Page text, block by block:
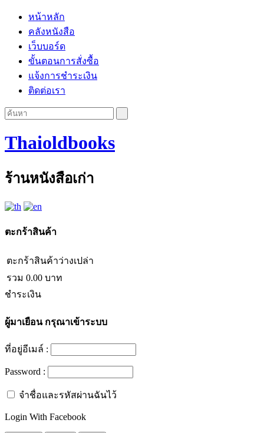
หน้าหลัก
คลังหนังสือ
เว็บบอร์ด
ขั้นตอนการสั่งซื้อ
แจ้งการชำระเงิน
ติดต่อเรา
Thaioldbooks
ร้านหนังสือเก่า
ตะกร้าสินค้า
ตะกร้าสินค้าว่างเปล่า
รวม 0.00 บาท
ชำระเงิน
ผู้มาเยือนกรุณาเข้าระบบ
ที่อยู่อีเมล์ :
Password :
จำชื่อและรหัสผ่านฉันไว้
Login With Facebook